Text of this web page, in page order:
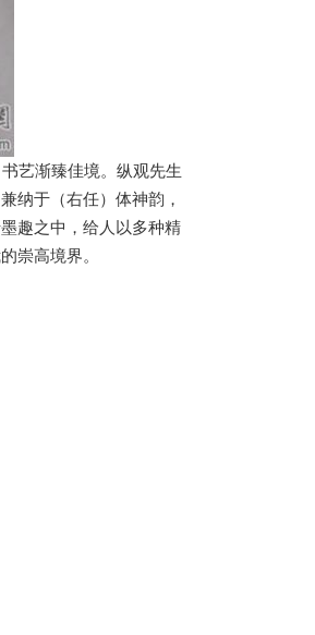
艺渐臻佳境。纵观先生
纳于（右任）体神韵，
趣之中，给人以多种精
崇高境界。